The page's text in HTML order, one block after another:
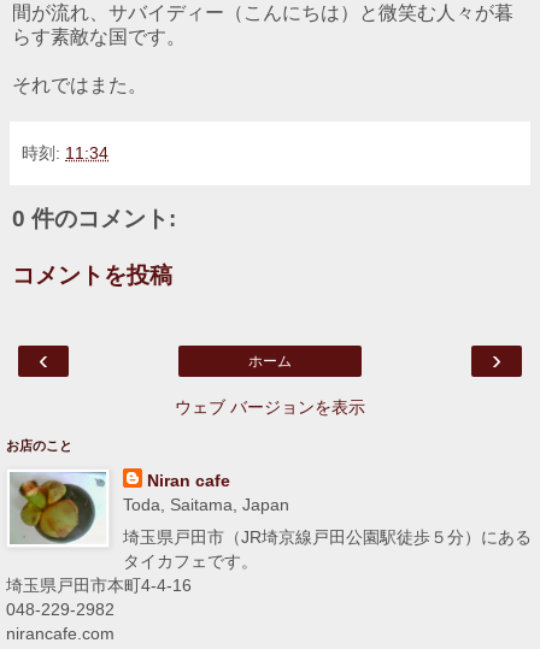
間が流れ、サバイディー（こんにちは）と微笑む人々が暮
らす素敵な国です。
それではまた。
時刻: 11:34
0 件のコメント:
コメントを投稿
‹ ›
ホーム
ウェブ バージョンを表示
お店のこと
Niran cafe
Toda, Saitama, Japan
埼玉県戸田市（JR埼京線戸田公園駅徒歩５分）にある
タイカフェです。
埼玉県戸田市本町4-4-16
048-229-2982
nirancafe.com